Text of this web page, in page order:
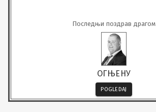
Последњи поздрав драгом
ОГЊЕНУ
POGLEDAJ